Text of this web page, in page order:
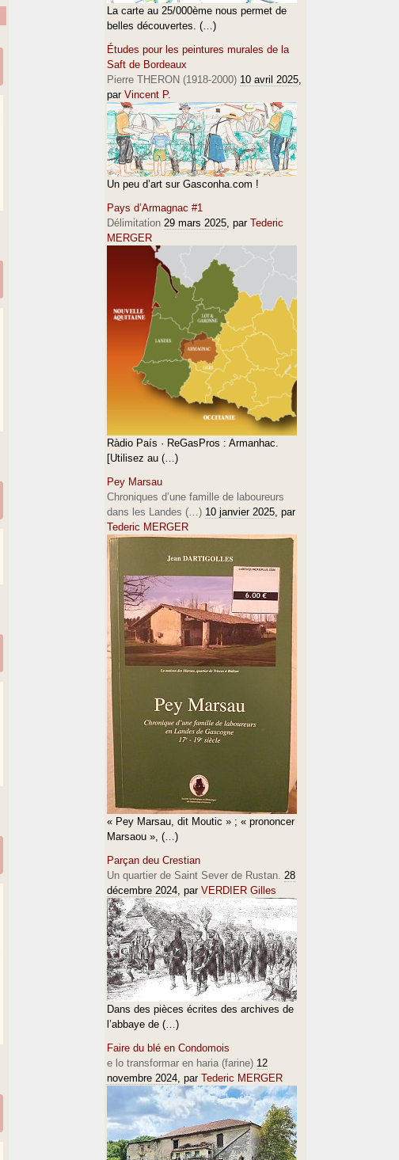
La carte au 25/000ème nous permet de
belles découvertes. (…)
Études pour les peintures murales de la
Saft de Bordeaux
Pierre THERON (1918-2000) 10 avril 2025,
par Vincent P.
Un peu d’art sur Gasconha.com !
Pays d’Armagnac #1
Délimitation 29 mars 2025, par Tederic
MERGER
Ràdio País · ReGasPros : Armanhac.
[Utilisez au (…)
Pey Marsau
Chroniques d’une famille de laboureurs
dans les Landes (…) 10 janvier 2025, par
Tederic MERGER
« Pey Marsau, dit Moutic » ; « prononcer
Marsaou », (…)
Parçan deu Crestian
Un quartier de Saint Sever de Rustan. 28
décembre 2024, par VERDIER Gilles
Dans des pièces écrites des archives de
l’abbaye de (…)
Faire du blé en Condomois
e lo transformar en haria (farine) 12
novembre 2024, par Tederic MERGER